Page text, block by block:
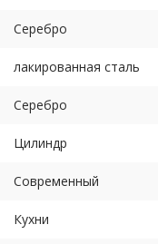
Серебро
лакированная сталь
Серебро
Цилиндр
Современный
Кухни